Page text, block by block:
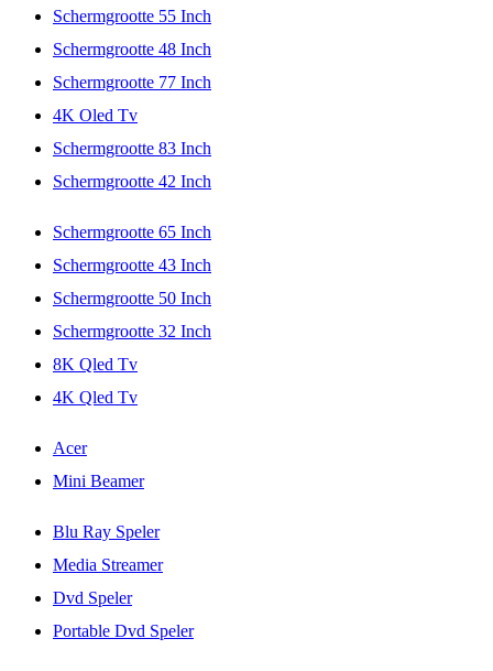
Schermgrootte 55 Inch
Schermgrootte 48 Inch
Schermgrootte 77 Inch
4K Oled Tv
Schermgrootte 83 Inch
Schermgrootte 42 Inch
Schermgrootte 65 Inch
Schermgrootte 43 Inch
Schermgrootte 50 Inch
Schermgrootte 32 Inch
8K Qled Tv
4K Qled Tv
Acer
Mini Beamer
Blu Ray Speler
Media Streamer
Dvd Speler
Portable Dvd Speler